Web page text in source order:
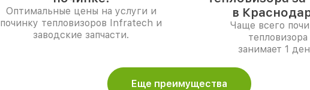
Оптимальные цены на услуги и
починку тепловизоров Infratech и
заводские запчасти.
в
Чаще всего
тепловизора
занимает 1
Еще преимущества